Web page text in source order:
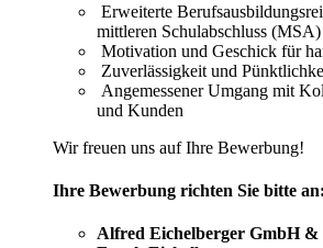
Erweiterte
mittleren Schulabschluss (MSA)
Motivation und Geschick für
Zuverlässigkeit und
Angemessener Umgang mit
und Kunden
Wir freuen uns auf Ihre Bewerbung!
Ihre Bewerbung richten Sie bitte an:
Alfred Eichelberger GmbH &